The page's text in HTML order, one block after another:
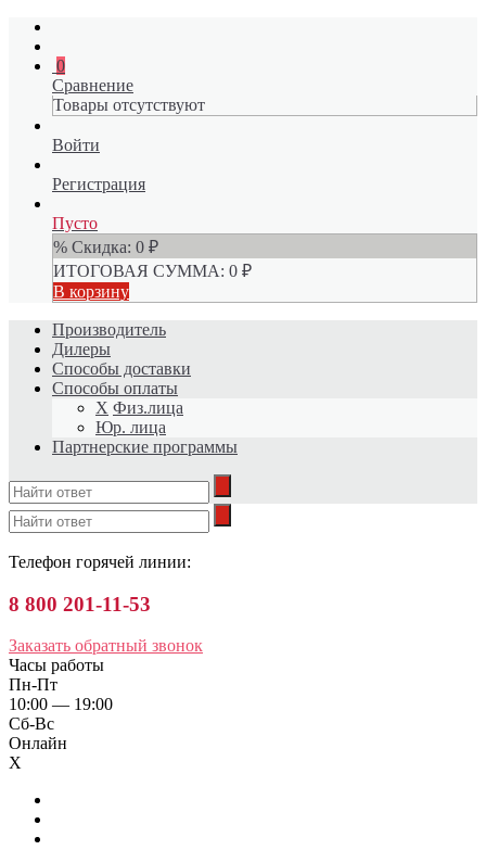
0
Сравнение
Товары отсутствуют
Войти
Регистрация
Пусто
% Скидка: 0 ₽
ИТОГОВАЯ СУММА: 0 ₽
В корзину
Производитель
Дилеры
Способы доставки
Способы оплаты
X Физ.лица
Юр. лица
Партнерские программы
Телефон горячей линии:
8 800 201-11-53
Заказать обратный звонок
Часы работы
Пн-Пт
10:00 — 19:00
Сб-Вс
Онлайн
X